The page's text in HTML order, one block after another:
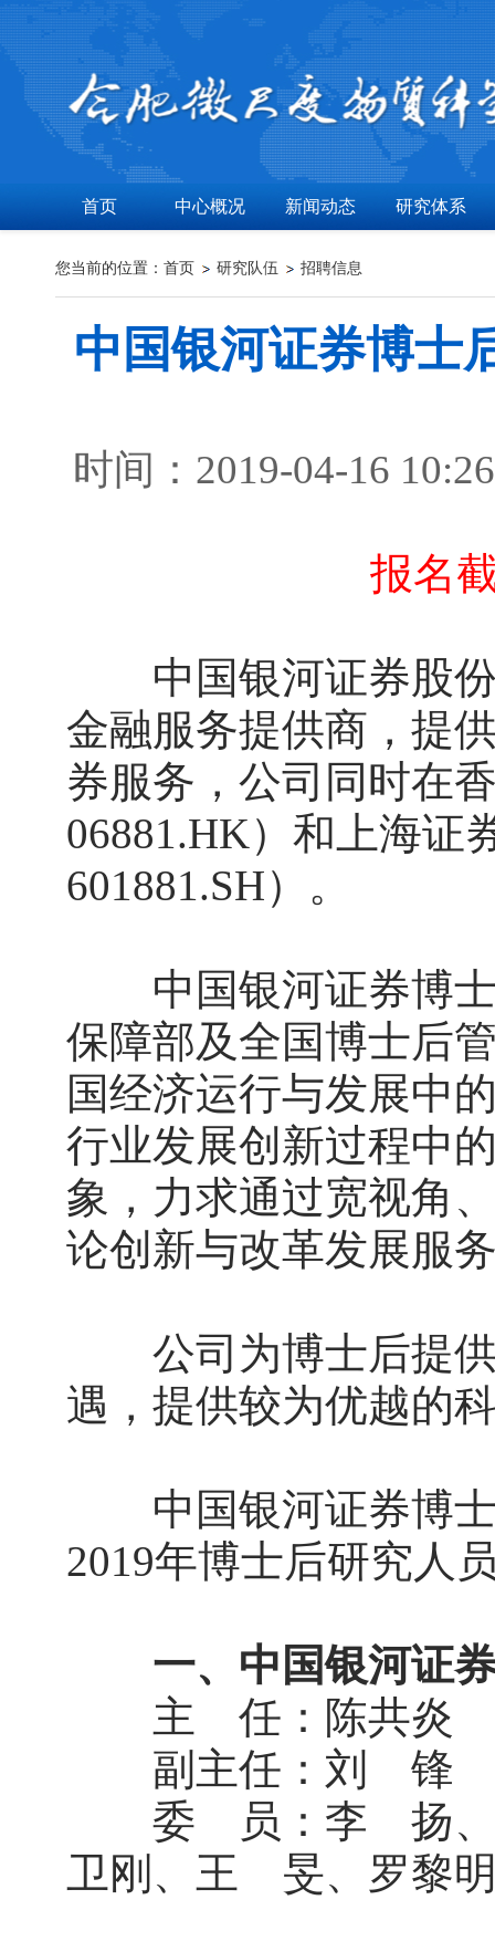
首页 中心概况 新闻动态 研究体系
您当前的位置： 首页 研究队伍 招聘信息
中国银河证券博士
时间：2019-04-16
报名
中国银河证券股份
金融服务提供商，提
券服务，公司同时在
06881.HK）和上海证
601881.SH）。
中国银河证券博士
保障部及全国博士后
国经济运行与发展中
行业发展创新过程中
象，力求通过宽视角
论创新与改革发展服
公司为博士后提供
遇，提供较为优越的
中国银河证券博士
2019年博士后研究人
一、中国银河证
主 任：陈共炎
副主任：刘 锋
委 员：李 扬、李
卫刚、王 旻、罗黎